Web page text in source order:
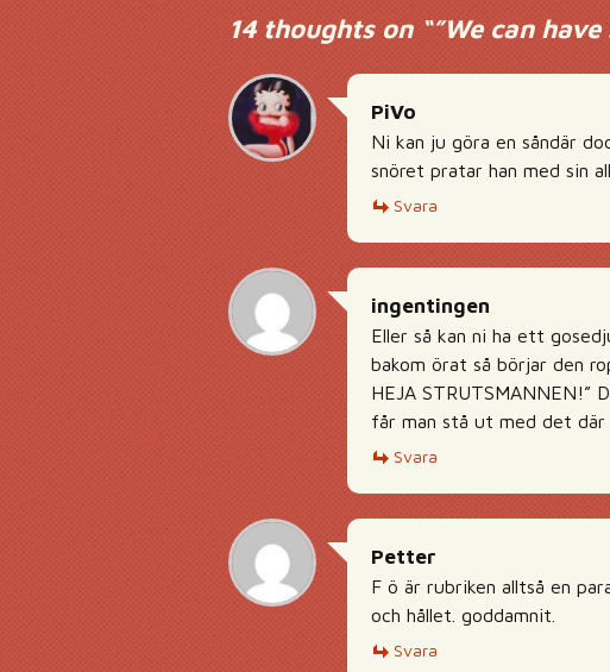
14 thoughts on “”We can
PiVo
Ni kan ju göra en såndär
snöret pratar han med sin
Svara
ingentingen
Eller så kan ni ha ett
bakom örat så börjar den
HEJA
får man stå ut med det
Svara
Petter
F ö är rubriken alltså en
och hållet. goddamnit.
Svara